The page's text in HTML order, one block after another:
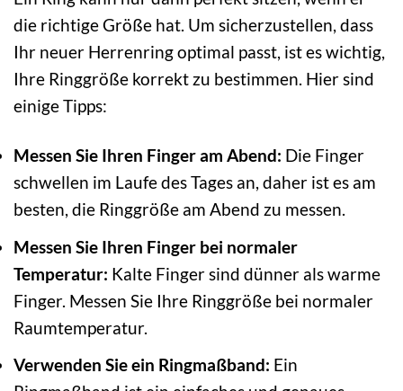
die richtige Größe hat. Um sicherzustellen, dass
Ihr neuer Herrenring optimal passt, ist es wichtig,
Ihre Ringgröße korrekt zu bestimmen. Hier sind
einige Tipps:
Messen Sie Ihren Finger am Abend: Die Finger
schwellen im Laufe des Tages an, daher ist es am
besten, die Ringgröße am Abend zu messen.
Messen Sie Ihren Finger bei normaler
Temperatur: Kalte Finger sind dünner als warme
Finger. Messen Sie Ihre Ringgröße bei normaler
Raumtemperatur.
Verwenden Sie ein Ringmaßband: Ein